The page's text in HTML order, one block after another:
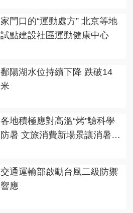
家門口的“運動處方” 北京等地
試點建設社區運動健康中心
鄱陽湖水位持續下降 跌破14
米
各地積極應對高溫“烤”驗科學
防暑 文旅消費新場景讓消暑納
交通運輸部啟動台風二級防禦
響應